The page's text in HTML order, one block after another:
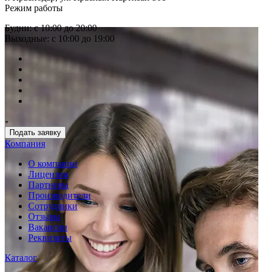
Режим работы
Будни: с 10:00 до 20:00
Выходные: с 10:00 до 19:00
Подать заявку
Компания
О компании
Лицензии
Партнеры
Производители
Сотрудники
Отзывы
Вакансии
Реквизиты
Каталог